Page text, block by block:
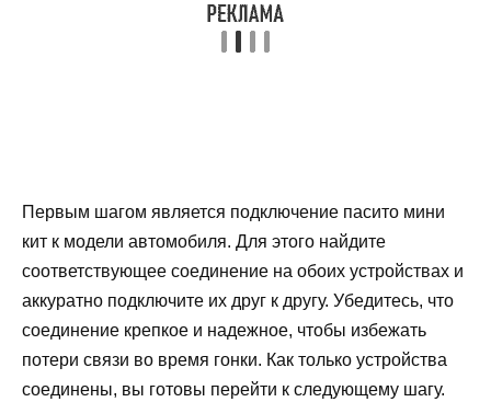
Первым шагом является подключение пасито мини
кит к модели автомобиля. Для этого найдите
соответствующее соединение на обоих устройствах и
аккуратно подключите их друг к другу. Убедитесь, что
соединение крепкое и надежное, чтобы избежать
потери связи во время гонки. Как только устройства
соединены, вы готовы перейти к следующему шагу.